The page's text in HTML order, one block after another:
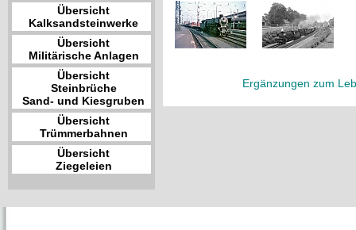
Übersicht
Kalksandsteinwerke
Übersicht
Militärische Anlagen
Übersicht
Steinbrüche
Sand- und Kiesgruben
Übersicht
Trümmerbahnen
Übersicht
Ziegeleien
Ergänzungen zum